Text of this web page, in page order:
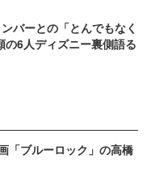
バーとの「とんでもなく
6人ディズニー裏側語る
「ブルーロック」の高橋